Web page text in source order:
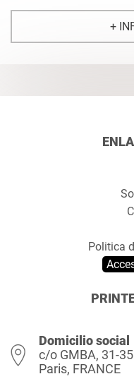
+
Politica
Domicilio social
c/o GMBA, 31-
Paris, FRANCE